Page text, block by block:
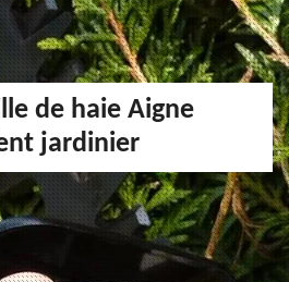
de haie Aigne
jardinier